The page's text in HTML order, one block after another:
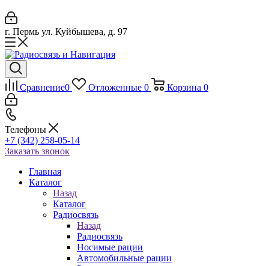
г. Пермь ул. Куйбышева, д. 97
Сравнение0 Отложенные 0 Корзина 0
Телефоны
+7 (342) 258-05-14
Заказать звонок
Главная
Каталог
Назад
Каталог
Радиосвязь
Назад
Радиосвязь
Носимые рации
Автомобильные рации